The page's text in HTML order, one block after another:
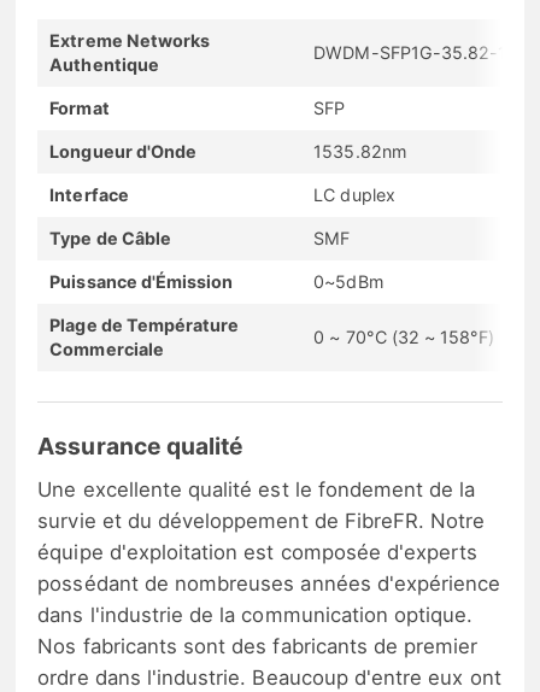
Extreme Networks
Authentique
DWDM-SFP1G-35.82-100
Format SFP
Longueur d'Onde 1535.82nm
Interface LC duplex
Type de Câble SMF
Puissance d'Émission 0~5dBm
Plage de Température
Commerciale
0 ~ 70°C (32 ~ 158°F)
Assurance qualité
Une excellente qualité est le fondement de la
survie et du développement de FibreFR. Notre
équipe d'exploitation est composée d'experts
possédant de nombreuses années d'expérience
dans l'industrie de la communication optique.
Nos fabricants sont des fabricants de premier
ordre dans l'industrie. Beaucoup d'entre eux ont